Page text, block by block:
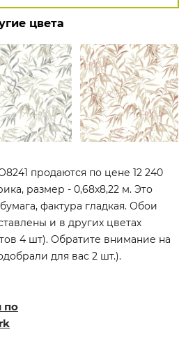
цвета
продаются по цене 12 240
размер - 0,68x8,22 м. Это
фактура гладкая. Обои
и в других цветах
4 шт). Обратите внимание на
для вас 2 шт.).
по